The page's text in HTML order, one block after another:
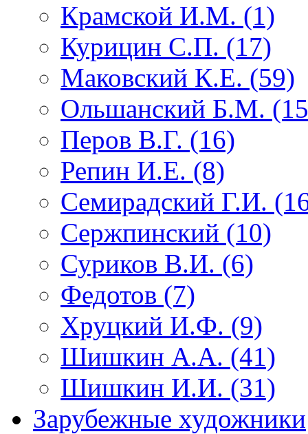
Крамской И.М. (1)
Курицин С.П. (17)
Маковский К.Е. (59)
Ольшанский Б.М.
Перов В.Г. (16)
Репин И.Е. (8)
Семирадский Г.И.
Сержпинский (10)
Суриков В.И. (6)
Федотов (7)
Хруцкий И.Ф. (9)
Шишкин А.А. (41)
Шишкин И.И. (31)
Зарубежные художники